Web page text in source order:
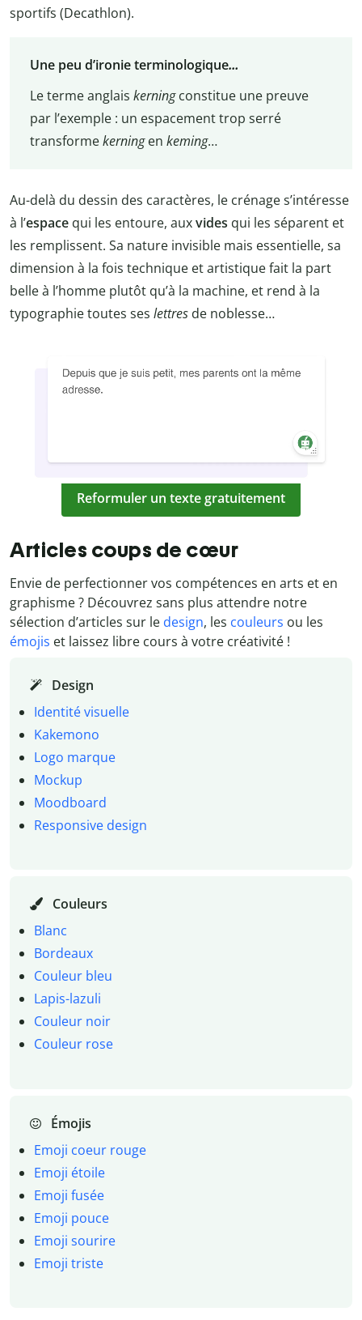
sportifs (Decathlon).
Une peu d’ironie terminologique…
Le terme anglais kerningconstitue une preuve
par l’exemple : un espacement trop serré
transformekerningen keming…
Au-delà du dessin des caractères, le crénage s’intéresse
à l’espace qui les entoure, auxvides qui les séparent et
les remplissent. Sa nature invisible mais essentielle, sa
dimension à la fois technique et artistique fait la part
belle à l’homme plutôt qu’à la machine, et rend à la
typographie toutes ses lettres de noblesse…
Reformuler un texte gratuitement
Articles coups de cœur
Envie de perfectionner vos compétences en arts et en
graphisme ? Découvrez sans plus attendre notre
sélection d’articles sur le design, les couleurs ou les
émojis et laissez libre cours à votre créativité !
Design
Identité visuelle
Kakemono
Logo marque
Mockup
Moodboard
Responsive design
Couleurs
Blanc
Bordeaux
Couleur bleu
Lapis-lazuli
Couleur noir
Couleur rose
Émojis
Emoji coeur rouge
Emoji étoile
Emoji fusée
Emoji pouce
Emoji sourire
Emoji triste